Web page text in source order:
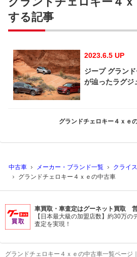
する記事
2023.6.5 UP
ジープ グラン
が辿ったラグジ
グランドチェロキー４ｘｅ
中古車 メーカー・ブランド一覧
クライ
グランドチェロキー４ｘｅの中古車
車買取・車査定はグーネット買取
【日本最大級の加盟店数】約30万
査定を実現！
グランドチェロキー４ｘｅの中古車一覧ページ